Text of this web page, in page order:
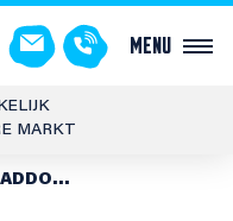
Menu
MARKT
LAADDOCK REINIGING (LAAD- EN LOSKUILEN)